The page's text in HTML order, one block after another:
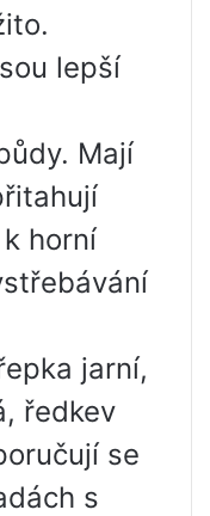
lepší
Mají
horní
jarní,
ředkev
se
s